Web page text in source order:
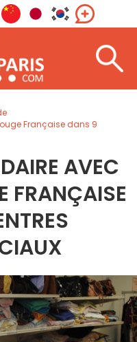
Française dans 9
AVEC
FRANÇAISE